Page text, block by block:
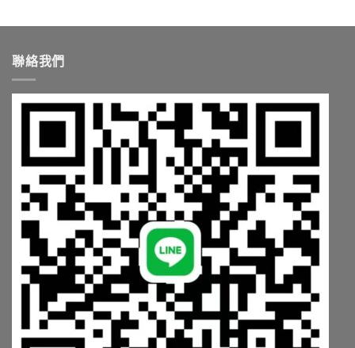
中
需
挑〉
中
嗎？
師
點
3
大
陷
中
嗎？
解
名
藥〉
聯絡我們